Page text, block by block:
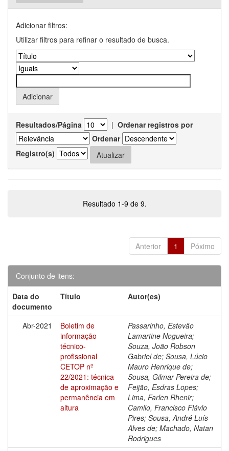
Adicionar filtros:
Utilizar filtros para refinar o resultado de busca.
Resultados/Página | Ordenar registros por
Ordenar
Registro(s)
Resultado 1-9 de 9.
Anterior 1 Póximo
Conjunto de itens:
Data do
documento
Título Autor(es)
Abr-2021
Boletim de
informação
técnico-
profissional
CETOP nº
22/2021: técnica
de aproximação e
permanência em
altura
Passarinho, Estevão
Lamartine Nogueira;
Souza, João Robson
Gabriel de; Sousa, Lúcio
Mauro Henrique de;
Sousa, Gilmar Pereira de;
Feijão, Esdras Lopes;
Lima, Farlen Rhenir;
Camilo, Francisco Flávio
Pires; Sousa, André Luís
Alves de; Machado, Natan
Rodrigues